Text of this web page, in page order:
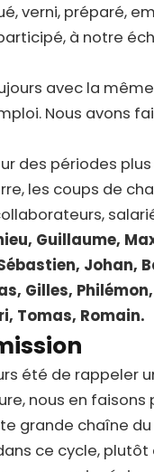
verni, préparé,
à notre
avec la
Nous avons
des périodes
les coups de
Guillaume,
Johan,
Gilles,
Tomas, Romain.
été de rappeler
nous en faisons
grande chaîne
ce cycle,